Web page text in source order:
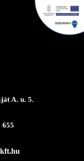
A. u. 5.
655